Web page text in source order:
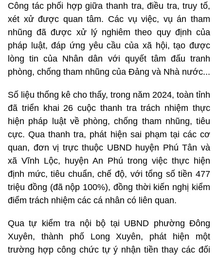
Công tác phối hợp giữa thanh tra, điều tra, truy tố,
xét xử được quan tâm. Các vụ việc, vụ án tham
nhũng đã được xử lý nghiêm theo quy định của
pháp luật, đáp ứng yêu cầu của xã hội, tạo được
lòng tin của Nhân dân với quyết tâm đấu tranh
phòng, chống tham nhũng của Đảng và Nhà nước...
Số liệu thống kê cho thấy, trong năm 2024, toàn tỉnh
đã triển khai 26 cuộc thanh tra trách nhiệm thực
hiện pháp luật về phòng, chống tham nhũng, tiêu
cực. Qua thanh tra, phát hiện sai phạm tại các cơ
quan, đơn vị trực thuộc UBND huyện Phú Tân và
xã Vĩnh Lộc, huyện An Phú trong việc thực hiện
định mức, tiêu chuẩn, chế độ, với tổng số tiền 477
triệu đồng (đã nộp 100%), đồng thời kiến nghị kiểm
điểm trách nhiệm các cá nhân có liên quan.
Qua tự kiểm tra nội bộ tại UBND phường Đông
Xuyên, thành phố Long Xuyên, phát hiện một
trường hợp công chức tự ý nhận tiền thay các đối